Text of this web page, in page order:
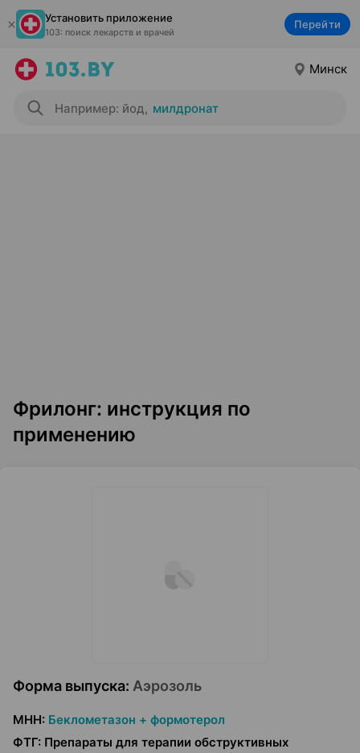
Установить приложение
103: поиск лекарств и врачей
Перейти
Минск
Например: йод, милдронат
Фрилонг: инструкция по
применению
Форма выпуска: Аэрозоль
МНН: Беклометазон + формотерол
ФТГ: Препараты для терапии обструктивных